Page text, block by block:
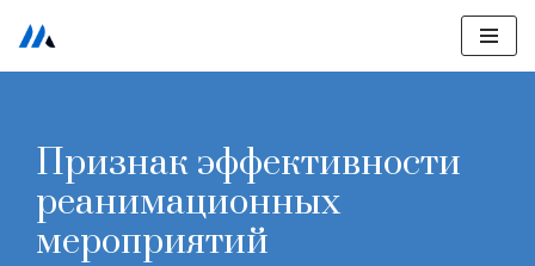
Перейти
Признак эффективности
реанимационных
мероприятий